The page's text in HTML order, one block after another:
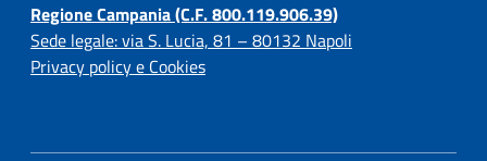
Regione Campania (C.F. 800.119.906.39)
Sede legale: via S. Lucia, 81 – 80132 Napoli
Privacy policy e Cookies